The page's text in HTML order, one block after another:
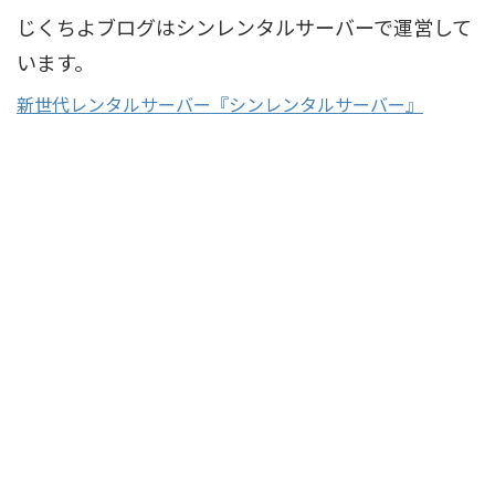
じくちよブログはシンレンタルサーバーで運営して
います。
新世代レンタルサーバー『シンレンタルサーバー』